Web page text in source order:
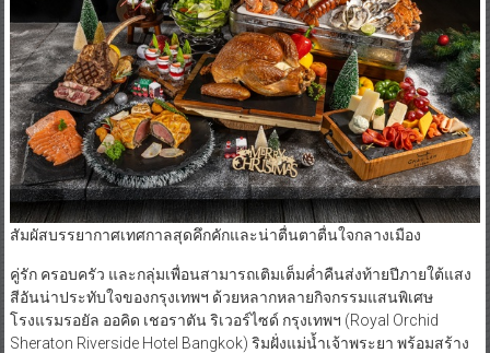
สัมผัสบรรยากาศเทศกาลสุดคึกคักและน่าตื่นตาตื่นใจกลางเมือง
คู่รัก ครอบครัว และกลุ่มเพื่อนสามารถเติมเต็มค่ำคืนส่งท้ายปีภายใต้แสง
สีอันน่าประทับใจของกรุงเทพฯ ด้วยหลากหลายกิจกรรมแสนพิเศษ
โรงแรมรอยัล ออคิด เชอราตัน ริเวอร์ไซด์ กรุงเทพฯ (Royal Orchid
Sheraton Riverside Hotel Bangkok) ริมฝั่งแม่น้ำเจ้าพระยา พร้อมสร้าง